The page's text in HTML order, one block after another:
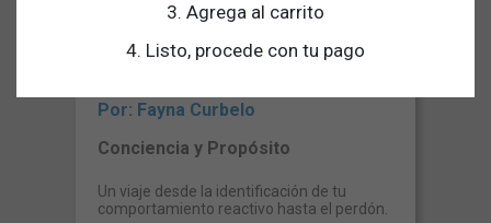
Los 4 Pasos de la Sanación
Por: Fayna Curbelo
Conciencia y Propósito
Un viaje desde la identificación de tu
comportamiento reactivo hasta el perdón.
3. Agrega al carrito
4. Listo, procede con tu pago